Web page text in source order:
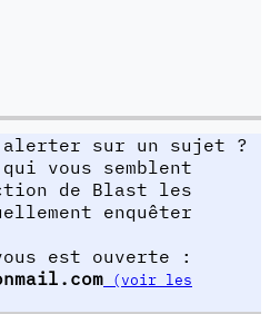
alerter sur un sujet ?
vous semblent
de Blast les
enquêter
est ouverte :
(voir les